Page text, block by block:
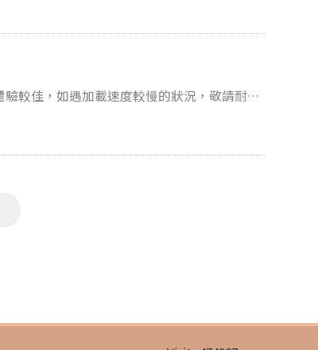
較佳，如遇加載速度較慢的狀況，敬請耐心